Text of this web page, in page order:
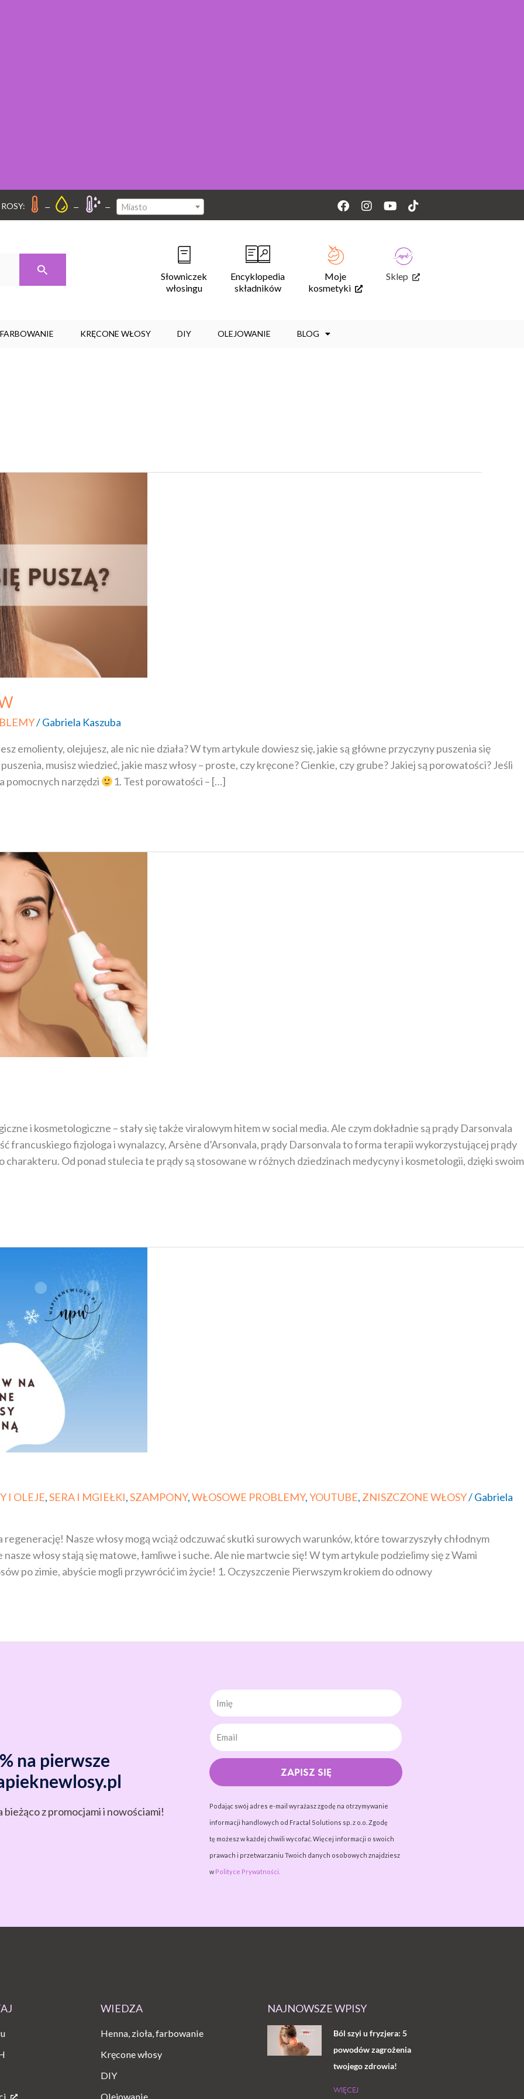
– – – Miasto Facebook
Instagram
YoutubeTiktok
Słowniczek
włosingu
Encyklopedia
składników
Moje
kosmetyki
Sklep
KRĘCONE WŁOSY DIY OLEJOWANIE BLOG
/Gabriela Kaszuba
emolienty, olejujesz, ale nic nie działa? W tym artykule dowiesz się, jakie są główne przyczyny puszenia się
musisz wiedzieć, jakie masz włosy – proste, czy kręcone? Cienkie, czy grube? Jakiej są porowatości? Jeśli
pomocnych narzędzi
1. Test porowatości – […]
i kosmetologiczne – stały się także viralowym hitem w social media. Ale czym dokładnie są prądy Darsonvala
francuskiego fizjologa i wynalazcy, Arsène d’Arsonvala, prądy Darsonvala to forma terapii wykorzystującej prądy
Od ponad stulecia te prądy są stosowane w różnych dziedzinach medycyny i kosmetologii, dzięki swoim
I OLEJE,SERA I MGIEŁKI,SZAMPONY,WŁOSOWE PROBLEMY,YOUTUBE, ZNISZCZONE WŁOSY/Gabriela
Nasze włosy mogą wciąż odczuwać skutki surowych warunków, które towarzyszyły chłodnym
włosy stają się matowe, łamliwe i suche. Ale nie martwcie się! W tym artykule podzielimy się z Wami
po zimie, abyście mogli przywrócić im życie! 1. Oczyszczenie Pierwszym krokiem do odnowy
na pierwsze
z promocjami i nowościami!
Imię
ZAPISZ SIĘ
Podając swój adres e-mail wyrażasz zgodę na otrzymywanie
informacji handlowych od Fractal Solutions sp. z o.o. Zgodę
tę możesz w każdej chwili wycofać. Więcej informacji o swoich
prawach i przetwarzaniu Twoich danych osobowych znajdziesz
w Polityce Prywatności.
WIEDZA
Henna, zioła, farbowanie
Kręcone włosy
DIY
Olejowanie
NAJNOWSZE WPISY
Ból szyi u fryzjera: 5
powodów zagrożenia
twojego zdrowia!
WIĘCEJ